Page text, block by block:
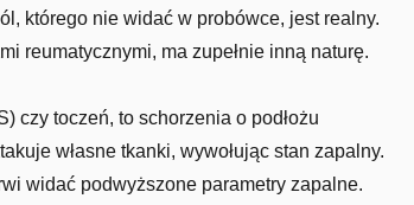
którego nie widać w probówce, jest realny.
reumatycznymi, ma zupełnie inną naturę.
czy toczeń, to schorzenia o podłożu
własne tkanki, wywołując stan zapalny.
widać podwyższone parametry zapalne.